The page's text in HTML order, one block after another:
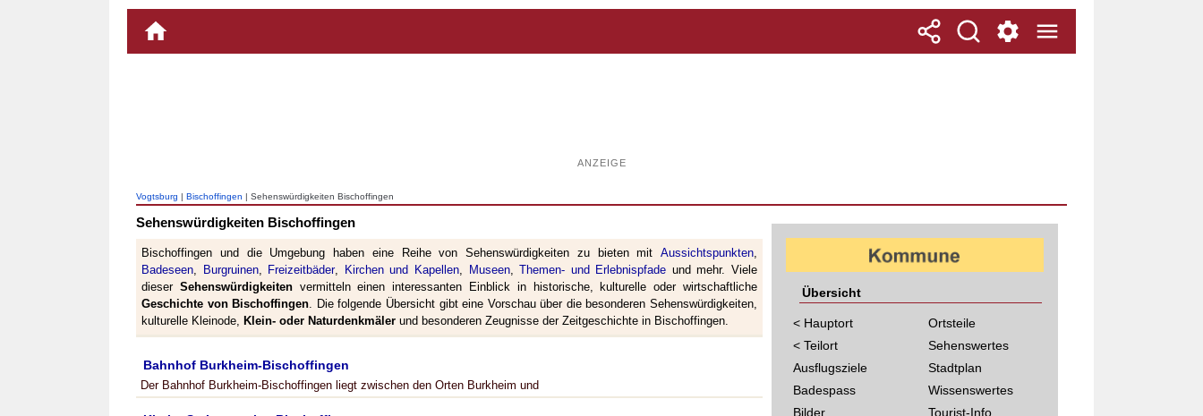
ANZEIGE
Vogtsburg | Bischoffingen | Sehenswürdigkeiten Bischoffingen
Sehenswürdigkeiten Bischoffingen
Bischoffingen und die Umgebung haben eine Reihe von Sehenswürdigkeiten zu bieten mit Aussichtspunkten,
Badeseen, Burgruinen, Freizeitbäder, Kirchen und Kapellen, Museen,Themen- und Erlebnispfade und mehr. Viele
dieser Sehenswürdigkeitenvermitteln einen interessanten Einblick in historische, kulturelle oder wirtschaftliche
Geschichte von Bischoffingen. Die folgende Übersicht gibt eine Vorschau über die besonderen Sehenswürdigkeiten,
kulturelle Kleinode, Klein- oder Naturdenkmäler und besonderen Zeugnisse der Zeitgeschichte in Bischoffingen.
Bahnhof Burkheim-Bischoffingen
Der Bahnhof Burkheim-Bischoffingen liegt zwischen den Orten Burkheim und
Übersicht
< Hauptort
< Teilort
Ausflugsziele
Badespass
Bilder
Ortsteile
Sehenswertes
Stadtplan
Wissenswertes
Tourist-Info